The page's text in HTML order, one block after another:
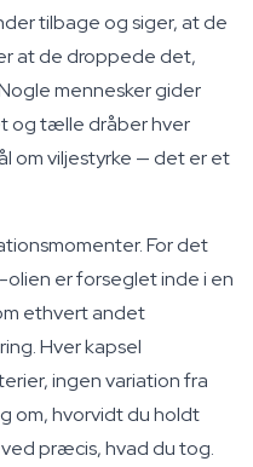
tilbage og siger, at de
at de droppede det,
mennesker gider
og tælle dråber hver
om viljestyrke — det er et
For det
olien er forseglet inde i en
ethvert andet
Hver kapsel
ingen variation fra
om, hvorvidt du holdt
præcis, hvad du tog.